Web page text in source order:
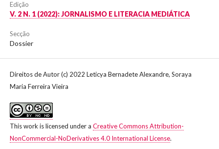
Edição
V. 2 N. 1 (2022): JORNALISMO E LITERACIA MEDIÁTICA
Secção
Dossier
Direitos de Autor (c) 2022 Leticya Bernadete Alexandre, Soraya
Maria Ferreira Vieira
This work is licensed under a Creative Commons Attribution-
NonCommercial-NoDerivatives 4.0 International License.